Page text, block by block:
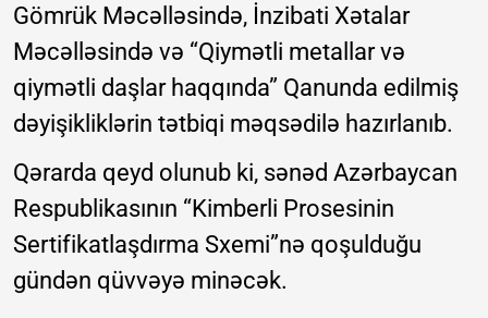
Gömrük Məcəlləsində, İnzibati Xətalar
Məcəlləsində və “Qiymətli metallar və
qiymətli daşlar haqqında” Qanunda edilmiş
dəyişikliklərin tətbiqi məqsədilə hazırlanıb.
Qərarda qeyd olunub ki, sənəd Azərbaycan
Respublikasının “Kimberli Prosesinin
Sertifikatlaşdırma Sxemi”nə qoşulduğu
gündən qüvvəyə minəcək.